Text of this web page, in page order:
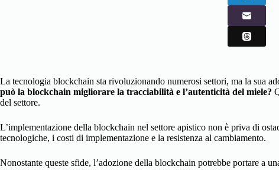
La tecnologia blockchain sta rivoluzionando numerosi settori, ma la sua
può la blockchain migliorare la tracciabilità e l’autenticità del miele?
del settore.
L’implementazione della blockchain nel settore apistico non è priva di
tecnologiche, i costi di implementazione e la resistenza al cambiamento.
Nonostante queste sfide, l’adozione della blockchain potrebbe portare a